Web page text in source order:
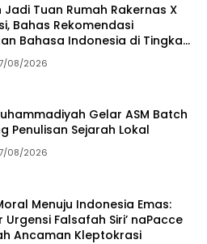
Jadi Tuan Rumah Rakernas X
Bahas Rekomendasi
Bahasa Indonesia di Tingkat
08/2026
Gelar ASM Batch
Penulisan Sejarah Lokal
08/2026
Menuju Indonesia Emas:
Urgensi Falsafah Siri’ naPacce
Ancaman Kleptokrasi